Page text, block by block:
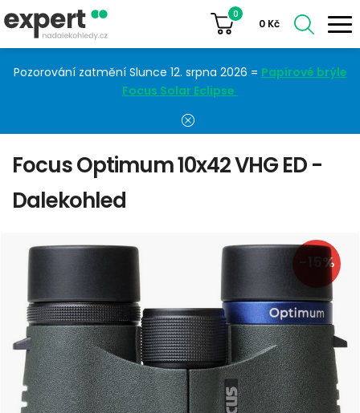
Pozorování zatmění Slunce 12. srpna 2026 = Papírové brýle
Focus Solar Eclipse
0
0 Kč
Focus Optimum 10x42 VHG ED -
Dalekohled
-15%